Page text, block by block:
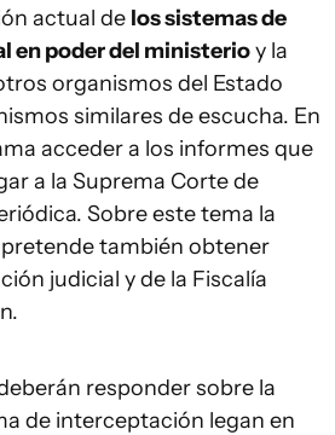
actual de los sistemas de
en poder del ministerioy la
organismos del Estado
similares de escucha. En
acceder a los informes que
a la Suprema Corte de
Sobre este tema la
también obtener
judicial y de la Fiscalía
responder sobre la
de interceptación legan en